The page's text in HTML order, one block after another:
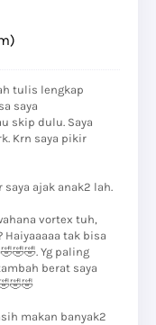
tulis lengkap
saya
skip dulu. Saya
Krn saya pikir
ajak anak2 lah.
vortex tuh,
tak bisa
Yg paling
berat saya
makan banyak2